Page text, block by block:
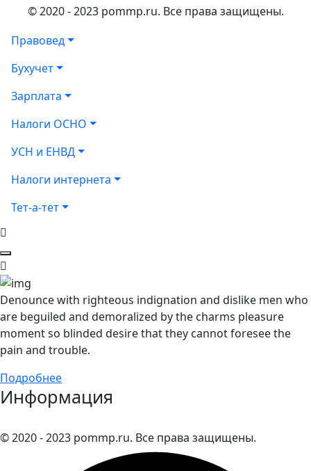
© 2020 - 2023 pommp.ru. Все права защищены.
Правовед
Бухучет
Зарплата
Налоги ОСНО
УСН и ЕНВД
Налоги интернета
Тет-а-тет
Denounce with righteous indignation and dislike men who
are beguiled and demoralized by the charms pleasure
moment so blinded desire that they cannot foresee the
pain and trouble.
Подробнее
Информация
© 2020 - 2023 pommp.ru. Все права защищены.